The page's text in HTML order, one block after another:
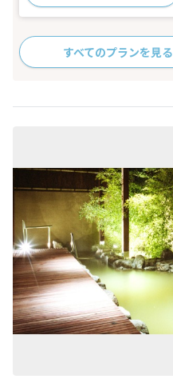
すべてのプランを見る